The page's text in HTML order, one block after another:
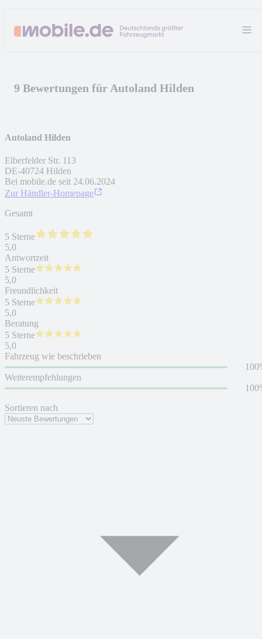
9 Bewertungen für Autoland Hilden
Sortieren nach
Autoland Hilden
Elberfelder Str. 113
DE-40724 Hilden
Bei mobile.de seit 24.06.2024
Zur Händler-Homepage
Gesamt
5 Sterne
5,0
Antwortzeit
5 Sterne
5,0
Freundlichkeit
5 Sterne
5,0
Beratung
5 Sterne
5,0
Fahrzeug wie beschrieben
Weiterempfehlungen